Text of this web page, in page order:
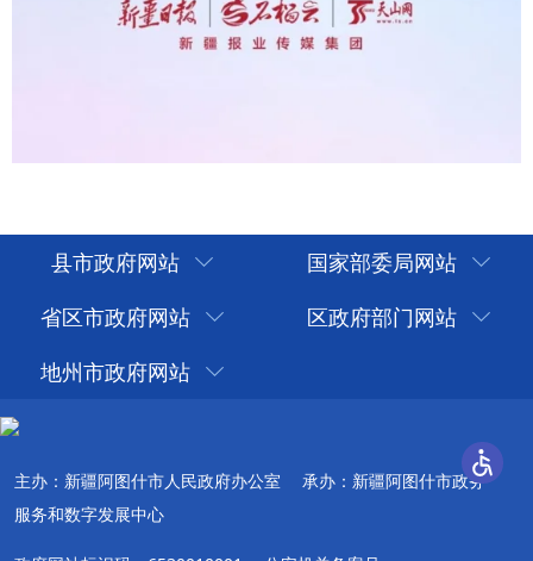
县市政府网站
国家部委局网站
省区市政府网站
区政府部门网站
地州市政府网站
主办：新疆阿图什市人民政府办公室
承办：新疆阿图什市政务
服务和数字发展中心